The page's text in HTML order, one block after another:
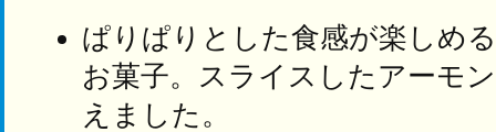
ぱりぱりとした食感が楽しめ
お菓子。スライスしたアーモ
えました。